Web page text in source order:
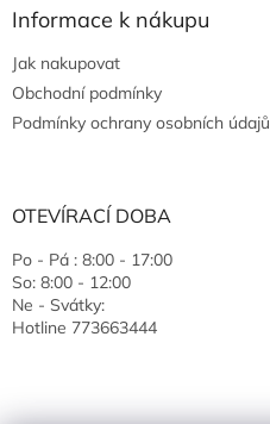
Informace k nákupu
Jak nakupovat
Obchodní podmínky
Podmínky ochrany osobních údajů
OTEVÍRACÍ DOBA
Po - Pá : 8:00 - 17:00
So: 8:00 - 12:00
Ne - Svátky:
Hotline 773663444